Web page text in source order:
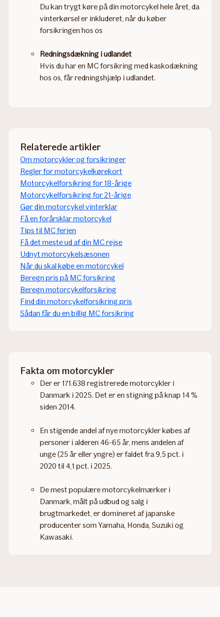
Du kan trygt køre på din motorcykel hele året, da
vinterkørsel er inkluderet, når du køber
forsikringen hos os​​
Redningsdækning i udlandet
Hvis du har en MC forsikring med kaskodækning
hos os, får redningshjælp i udlandet.​ ​
Relaterede artikler
Om motorcykler og forsikringer
​​Regler for motorcykelkørekort
Motorcykelforsikring for 18-årige
Motorcykelforsikring for 21-årige​
Gør din motorcykel vinterklar​
Få en forårsklar motorcykel​
Tips til MC ferien
Få det meste ud af din MC rejse
Udnyt motorcykelsæsonen
Når du skal købe en motorcykel
Beregn pris på MC forsikring
Beregn motorcykelforsikring
Find din motorcykelforsikring pris​​
Sådan får du en billig MC forsikring
Fakta om motorcykler
Der er 171.638 registrerede motorcykler i
Danmark i 2025. Det er en stigning på knap 14 %
siden 2014.
En stigende andel af nye motorcykler købes af
personer i alderen 46-65 år, mens andelen af
unge (25 år eller yngre) er faldet fra 9,5 pct. i
2020 til 4,1 pct. i 2025.
De mest populære motorcykelmærker i
Danmark, målt på udbud og salg i
brugtmarkedet, er domineret af japanske
producenter som Yamaha, Honda, Suzuki og
Kawasaki.